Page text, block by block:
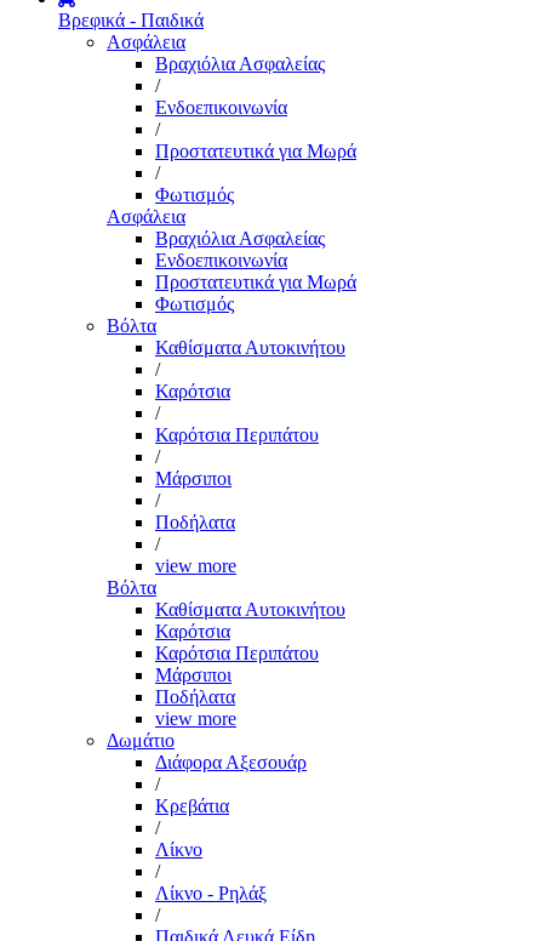
Βρεφικά - Παιδικά
Ασφάλεια
Βραχιόλια Ασφαλείας
/
Ενδοεπικοινωνία
/
Προστατευτικά για Μωρά
/
Φωτισμός
Ασφάλεια
Βραχιόλια Ασφαλείας
Ενδοεπικοινωνία
Προστατευτικά για Μωρά
Φωτισμός
Βόλτα
Καθίσματα Αυτοκινήτου
/
Καρότσια
/
Καρότσια Περιπάτου
/
Μάρσιποι
/
Ποδήλατα
/
view more
Βόλτα
Καθίσματα Αυτοκινήτου
Καρότσια
Καρότσια Περιπάτου
Μάρσιποι
Ποδήλατα
view more
Δωμάτιο
Διάφορα Αξεσουάρ
/
Κρεβάτια
/
Λίκνο
/
Λίκνο - Ρηλάξ
/
Παιδικά Λευκά Είδη